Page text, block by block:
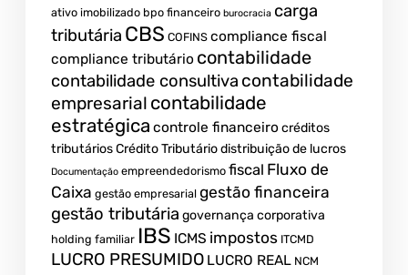
ativo imobilizado bpo financeiro burocracia carga
tributária CBS COFINS compliance fiscal
compliance tributário contabilidade
contabilidade consultiva contabilidade
empresarial contabilidade
estratégica controle financeiro créditos
tributáriosCrédito Tributáriodistribuição de lucros
Documentação empreendedorismo fiscal Fluxo de
Caixa gestão empresarial gestão financeira
gestão tributária governança corporativa
holding familiar IBS ICMS impostos ITCMD
LUCRO PRESUMIDO LUCRO REAL NCM